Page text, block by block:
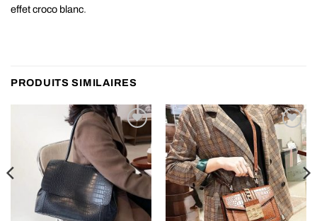
effet croco blanc.
PRODUITS SIMILAIRES